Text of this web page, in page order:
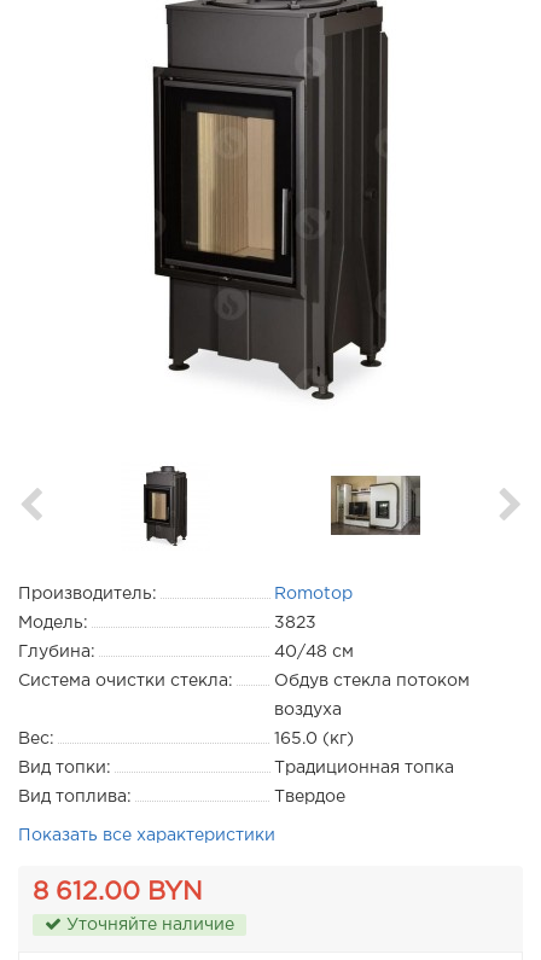
Производитель:
Romotop
Модель:
3823
Глубина:
40/48 см
Система очистки стекла:
Обдув стекла потоком
воздуха
Вес:
165.0 (кг)
Вид топки:
Традиционная топка
Вид топлива:
Твердое
Показать все характеристики
8 612.00 BYN
Уточняйте наличие